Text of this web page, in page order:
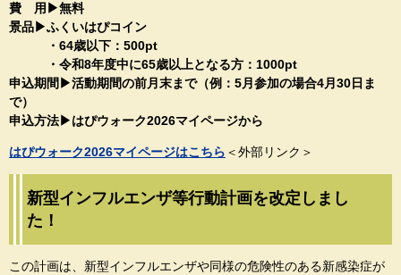
費 用▶無料
景品▶ふくいはぴコイン
・64歳以下：500pt
・令和8年度中に65歳以上となる方：1000pt
申込期間▶活動期間の前月末まで（例：5月参加の場合4月30日ま
で）
申込方法▶はぴウォーク2026マイページから
はぴウォーク2026マイページはこちら ＜外部リンク＞
新型インフルエンザ等行動計画を改定しまし
た！
この計画は、新型インフルエンザや同様の危険性のある新感染症が